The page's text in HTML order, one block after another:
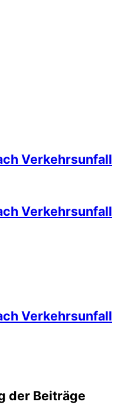
Verkehrsunfall
Verkehrsunfall
Verkehrsunfall
der Beiträge